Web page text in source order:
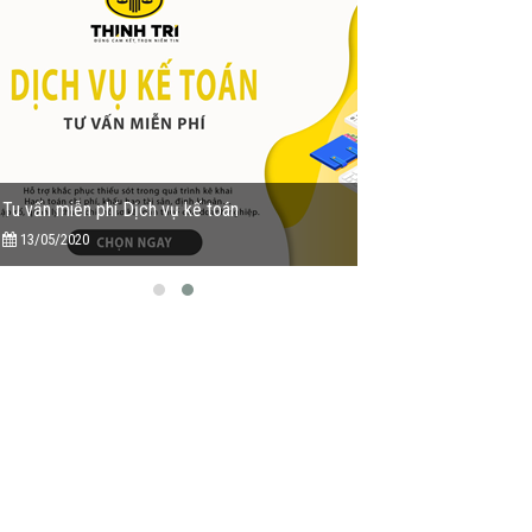
Tu vấn miễn phí Dịch vụ kế toán
13/05/2020